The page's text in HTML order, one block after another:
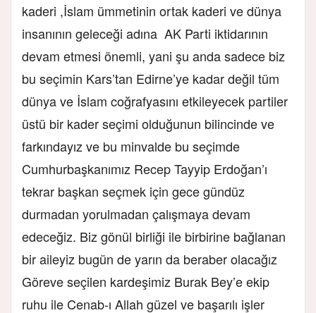
kaderi ,İslam ümmetinin ortak kaderi ve dünya
insanının geleceği adına AK Parti iktidarının
devam etmesi önemli, yani şu anda sadece biz
bu seçimin Kars’tan Edirne’ye kadar değil tüm
dünya ve İslam coğrafyasını etkileyecek partiler
üstü bir kader seçimi olduğunun bilincinde ve
farkındayız ve bu minvalde bu seçimde
Cumhurbaşkanımız Recep Tayyip Erdoğan’ı
tekrar başkan seçmek için gece gündüz
durmadan yorulmadan çalışmaya devam
edeceğiz. Biz gönül birliği ile birbirine bağlanan
bir aileyiz bugün de yarın da beraber olacağız
Göreve seçilen kardeşimiz Burak Bey’e ekip
ruhu ile Cenab-ı Allah güzel ve başarılı işler